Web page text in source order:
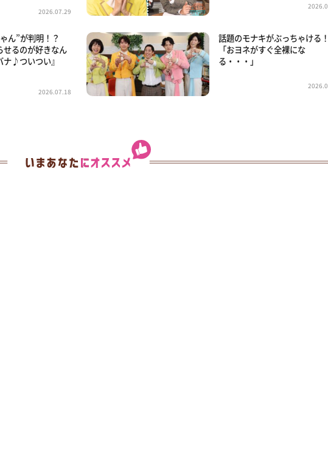
2026.07.29
ん”が判明！？
せるのが好きなん
ナ♪ついつい』
2026.07.18
話題のモナキがぶっちゃける
「おヨネがすぐ全裸にな
る・・・」